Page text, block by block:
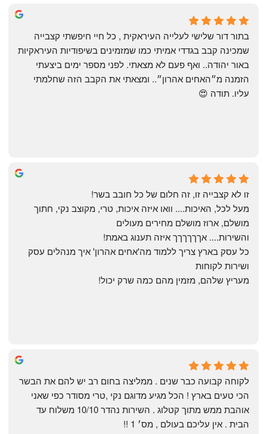
שי
4 months ago
Yonatan Menashe
6 months ago
עליו. תודה 😍
Shahaf Bendarker
6 months ago
זו לא קצבייה זו, זה חלום של כל חובב בשר!
מושלם, ארוז מושלם מחירים מעולים
והשירות.... אךךךךךך איזה תענוג באמת!
ושירות לקוחות
מעריץ שלהם, מזמין מהם כמה שרק יכול!
הבית . אין עליכם בעולם , מס׳ 1 !!